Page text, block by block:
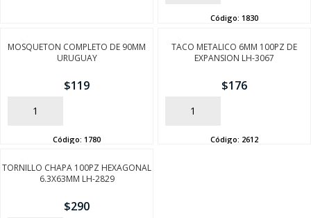
Código: 1830
MOSQUETON COMPLETO DE 90MM
URUGUAY
$119
AÑADIR
Código: 1780
TACO METALICO 6MM 100PZ DE
EXPANSION LH-3067
$176
AÑADIR
Código: 2612
TORNILLO CHAPA 100PZ HEXAGONAL
6.3X63MM LH-2829
$290